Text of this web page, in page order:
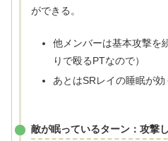
ができる。
他メンバーは基本攻撃を
りで殴るPTなので）
あとはSRレイの睡眠が効
敵が眠っているターン：攻撃